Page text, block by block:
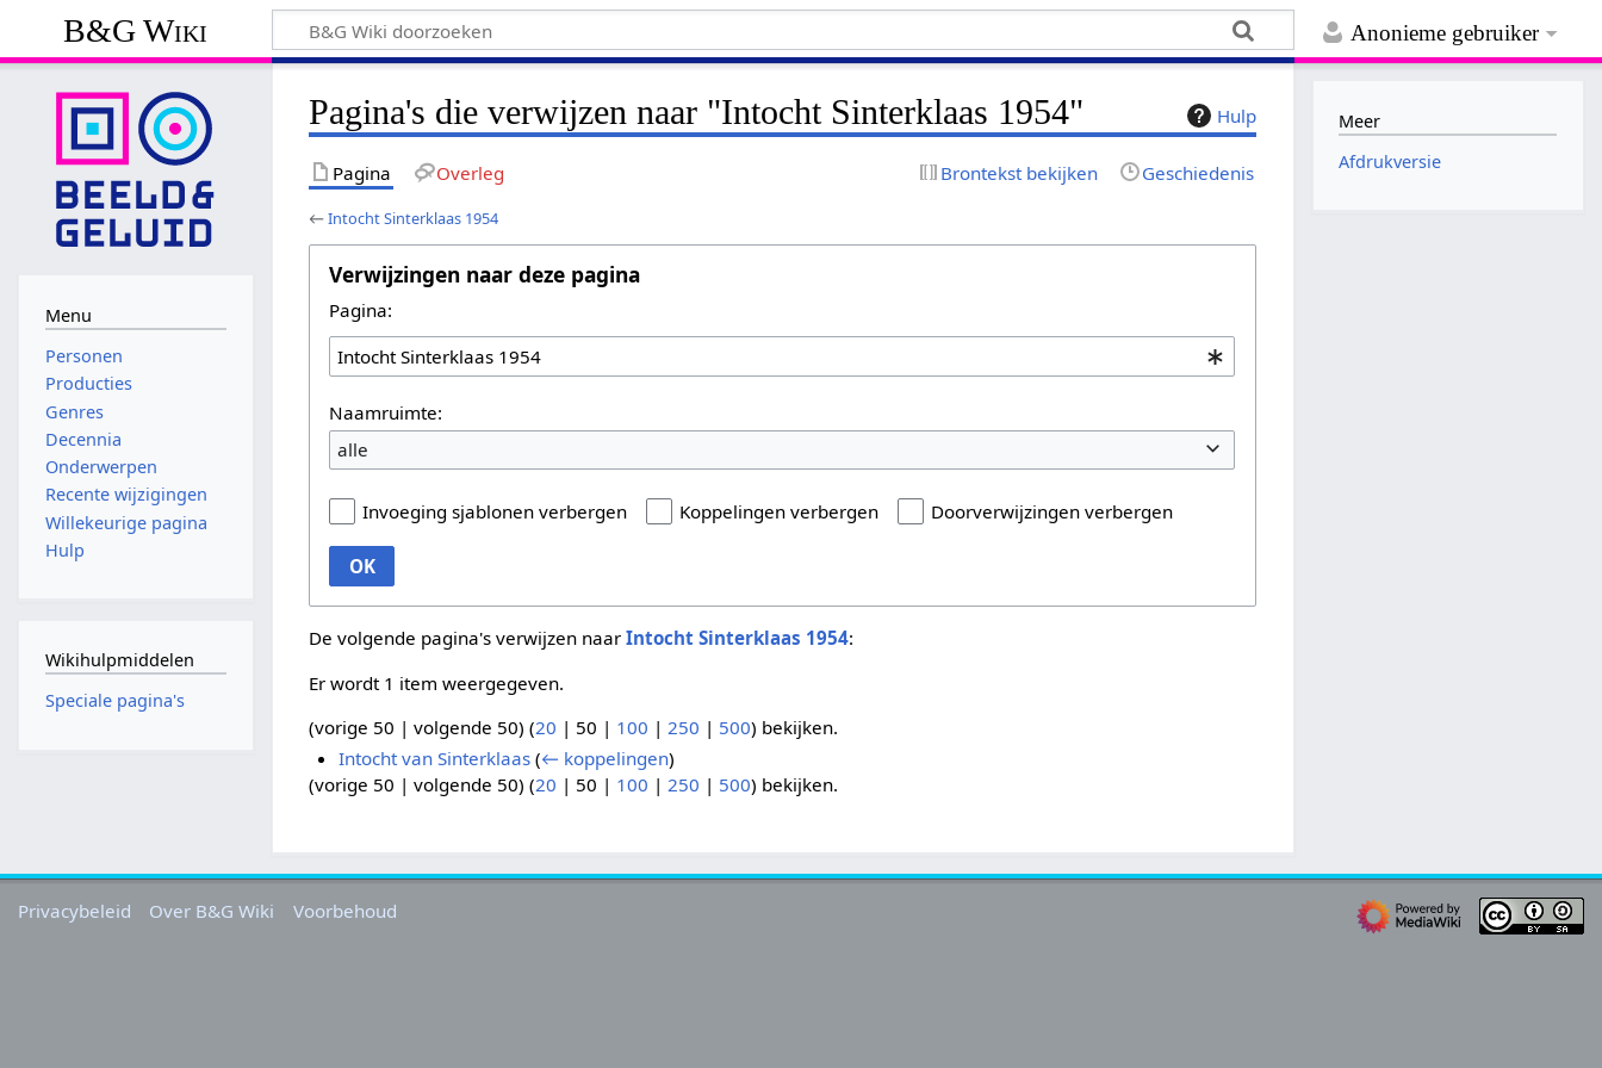
Anonieme gebruiker
B&G Wiki
Hulp
Pagina's die verwijzen naar "Intocht Sinterklaas 1954"
Pagina Overleg Brontekst bekijken Geschiedenis
←Intocht Sinterklaas 1954
Verwijzingen naar deze pagina
Pagina:
Naamruimte:
alle
Invoeging sjablonen verbergen Koppelingen verbergen Doorverwijzingen verbergen
OK
De volgende pagina's verwijzen naarIntocht Sinterklaas 1954:
Er wordt 1 item weergegeven.
(vorige 50 |volgende 50) (20 | 50 | 100 | 250 | 500) bekijken.
Intocht van Sinterklaas (← koppelingen)
(vorige 50 |volgende 50) (20 | 50 | 100 |250 | 500) bekijken.
Menu
Personen
Producties
Genres
Decennia
Onderwerpen
Recente wijzigingen
Willekeurige pagina
Hulp
Wikihulpmiddelen
Speciale pagina's
Meer
Afdrukversie
Privacybeleid Over B&G Wiki Voorbehoud